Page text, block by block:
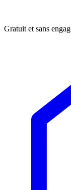
Gratuit et sans